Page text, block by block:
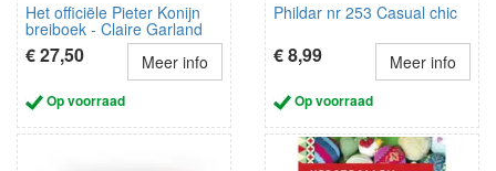
Het officiële Pieter Konijn
breiboek - Claire Garland
€ 27,50 Meer info
Op voorraad
Phildar nr 253 Casual chic
€ 8,99 Meer info
Op voorraad